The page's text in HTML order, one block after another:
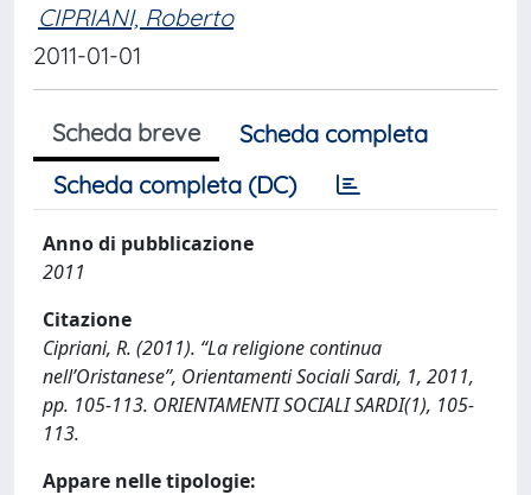
CIPRIANI, Roberto
2011-01-01
Scheda breve
Scheda completa
Scheda completa (DC)
Anno di pubblicazione
2011
Citazione
Cipriani, R. (2011). “La religione continua
nell’Oristanese”, Orientamenti Sociali Sardi, 1, 2011,
pp. 105-113. ORIENTAMENTI SOCIALI SARDI(1), 105-
113.
Appare nelle tipologie: